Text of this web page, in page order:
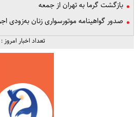
بازگشت گرما به تهران از جمعه
صدور گواهینامه موتورسواری زنان به‌زودی
تعداد اخبار امروز :